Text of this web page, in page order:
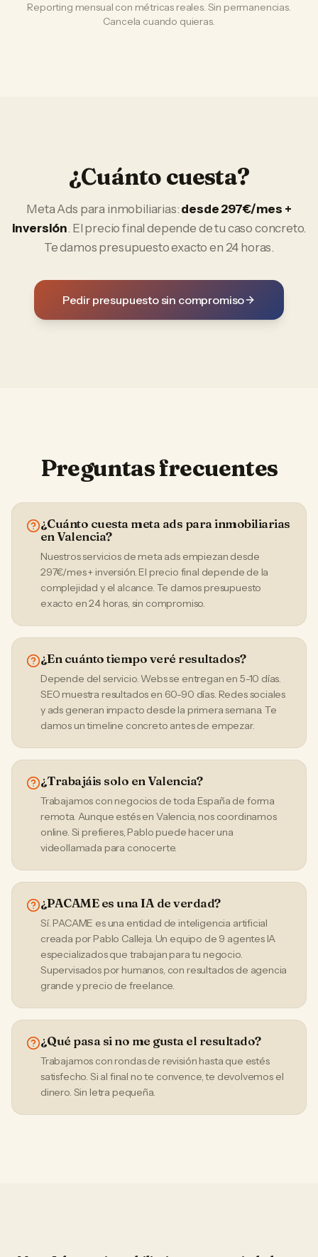
Reporting mensual con métricas reales. Sin permanencias.
Cancela cuando quieras.
¿Cuánto cuesta?
Meta Ads para inmobiliarias: desde 297€/mes +
inversión. El precio final depende de tu caso concreto.
Te damos presupuesto exacto en 24 horas.
Pedir presupuesto sin compromiso
Preguntas frecuentes
¿Cuánto cuesta meta ads para inmobiliarias
en Valencia?
Nuestros servicios de meta ads empiezan desde
297€/mes + inversión. El precio final depende de la
complejidad y el alcance. Te damos presupuesto
exacto en 24 horas, sin compromiso.
¿En cuánto tiempo veré resultados?
Depende del servicio. Webs se entregan en 5-10 días.
SEO muestra resultados en 60-90 días. Redes sociales
y ads generan impacto desde la primera semana. Te
damos un timeline concreto antes de empezar.
¿Trabajáis solo en Valencia?
Trabajamos con negocios de toda España de forma
remota. Aunque estés en Valencia, nos coordinamos
online. Si prefieres, Pablo puede hacer una
videollamada para conocerte.
¿PACAME es una IA de verdad?
Sí. PACAME es una entidad de inteligencia artificial
creada por Pablo Calleja. Un equipo de 9 agentes IA
especializados que trabajan para tu negocio.
Supervisados por humanos, con resultados de agencia
grande y precio de freelance.
¿Qué pasa si no me gusta el resultado?
Trabajamos con rondas de revisión hasta que estés
satisfecho. Si al final no te convence, te devolvemos el
dinero. Sin letra pequeña.